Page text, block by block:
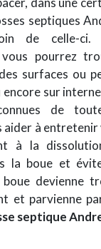
septiques
de celle-
pourrez
surfaces ou
encore sur
de
aider à
à la
la boue et
devienne
et parvienne
septique